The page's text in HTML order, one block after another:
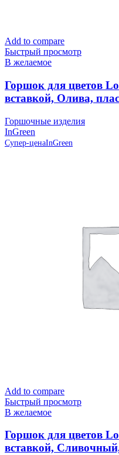
Add to compare
Быстрый просмотр
В желаемое
Горшок для цветов
вставкой, Олива,
Горшочные изделия
InGreen
Супер-ценаInGreen
Add to compare
Быстрый просмотр
В желаемое
Горшок для цветов
вставкой,